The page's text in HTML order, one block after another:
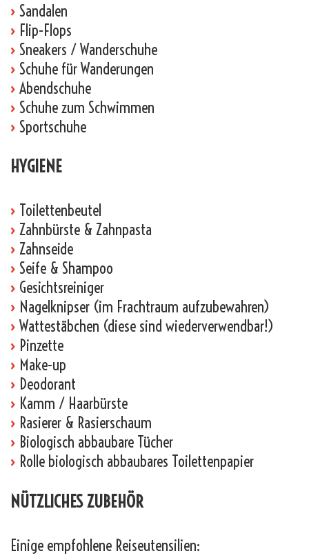
› Sandalen
› Flip-Flops
› Sneakers / Wanderschuhe
› Schuhe für Wanderungen
› Abendschuhe
› Schuhe zum Schwimmen
› Sportschuhe
HYGIENE
› Toilettenbeutel
› Zahnbürste & Zahnpasta
› Zahnseide
› Seife & Shampoo
› Gesichtsreiniger
› Nagelknipser (im Frachtraum aufzubewahren)
› Wattestäbchen (diese sind wiederverwendbar!)
› Pinzette
› Make-up
› Deodorant
› Kamm / Haarbürste
› Rasierer & Rasierschaum
› Biologisch abbaubare Tücher
› Rolle biologisch abbaubares Toilettenpapier
NÜTZLICHES ZUBEHÖR
Einige empfohlene Reiseutensilien: